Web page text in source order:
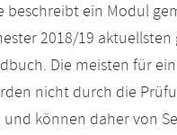
beschreibt ein Modul
2018/19 aktuellsten
Die meisten für
nicht durch die
können daher von